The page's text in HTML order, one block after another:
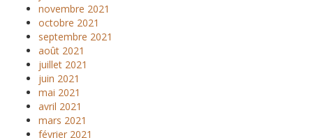
novembre 2021
octobre 2021
septembre 2021
août 2021
juillet 2021
juin 2021
mai 2021
avril 2021
mars 2021
février 2021